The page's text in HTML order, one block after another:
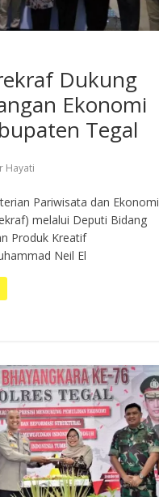
Dukung
Ekonomi
Tegal
Hayati
Pariwisata dan Ekonomi
melalui Deputi Bidang
Produk Kreatif
Neil El